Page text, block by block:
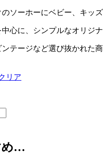
ソーホーにベビー、キッ
心に、シンプルなオリジナ
テージなど選び抜かれた
リア
め…